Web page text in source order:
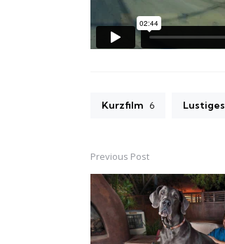
Kurzfilm 6 Lustiges
Post
navigation
Previous Post